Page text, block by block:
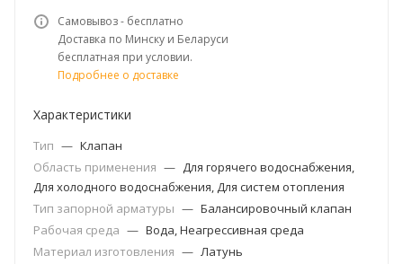
Самовывоз - бесплатно
Доставка по Минску и Беларуси
бесплатная при условии.
Подробнее о доставке
Характеристики
Тип — Клапан
Область применения — Для горячего водоснабжения,
Для холодного водоснабжения, Для систем отопления
Тип запорной арматуры — Балансировочный клапан
Рабочая среда — Вода, Неагрессивная среда
Материал изготовления — Латунь